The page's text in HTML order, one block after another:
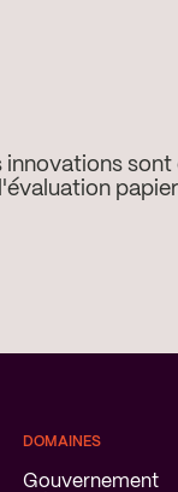
DOMAINES
Gouvernement